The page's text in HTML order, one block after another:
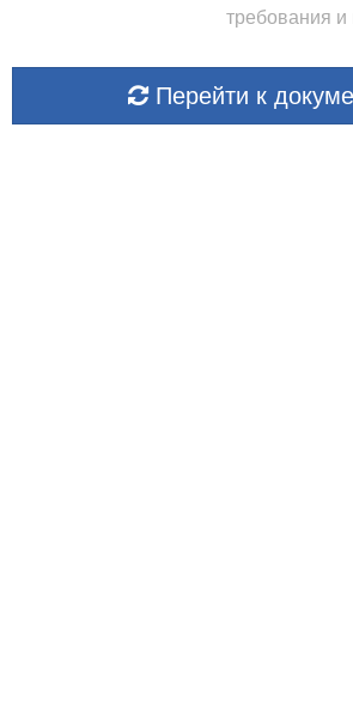
требования и
Перейти к